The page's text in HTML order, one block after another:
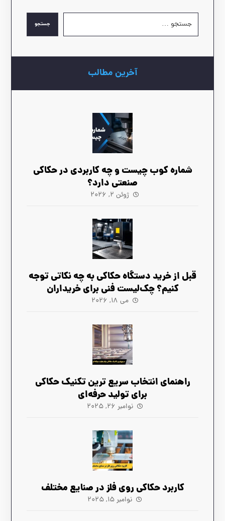
جستجو
آخرین مطالب
شماره کوب چیست و چه کاربردی در حکاکی
صنعتی دارد؟
ژوئن ۲, ۲۰۲۶
قبل از خرید دستگاه حکاکی به چه نکاتی توجه
کنیم؟ چک‌لیست فنی برای خریداران
می ۱۸, ۲۰۲۶
راهنمای انتخاب سریع‌ ترین تکنیک حکاکی
برای تولید حرفه‌ای
نوامبر ۲۶, ۲۰۲۵
کاربرد حکاکی روی فلز در صنایع مختلف
نوامبر ۱۵, ۲۰۲۵